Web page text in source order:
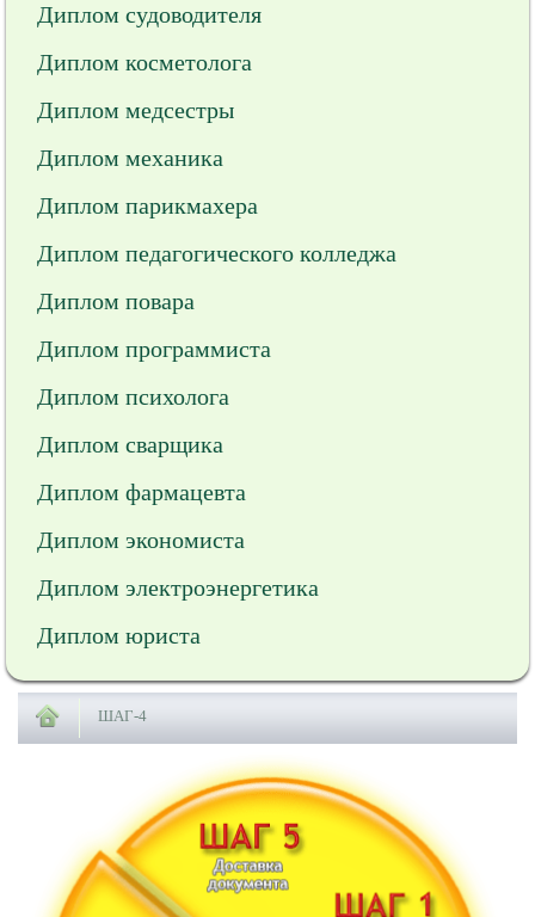
Диплом судоводителя
Диплом косметолога
Диплом медсестры
Диплом механика
Диплом парикмахера
Диплом педагогического колледжа
Диплом повара
Диплом программиста
Диплом психолога
Диплом сварщика
Диплом фармацевта
Диплом экономиста
Диплом электроэнергетика
Диплом юриста
ШАГ-4